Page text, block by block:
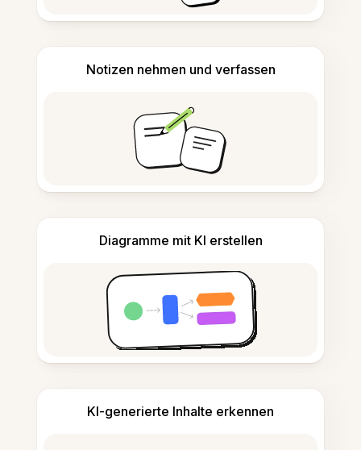
Notizen nehmen und verfassen
Diagramme mit KI erstellen
KI-generierte Inhalte erkennen